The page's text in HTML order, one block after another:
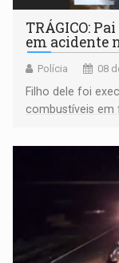
TRÁGICO:
em acidente
Polícia 08
Filho dele foi
combustíveis em